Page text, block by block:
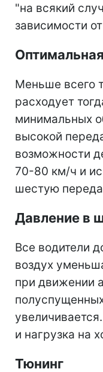
"на всякий
зависимости
Меньше всего
расходует
минимальных
высокой
возможности
70-80 км/ч и
шестую
Давление в
Все водители
воздух
при движении
и нагрузка на
Тюнинг